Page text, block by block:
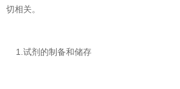
切相关。
1.试剂的制备和储存